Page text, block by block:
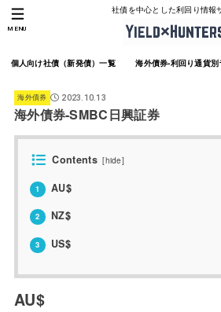
社債を中心とした利回り情報
個人向け社債（新発債）一覧 海外債券-利回り通貨
MENU
海外債券 2023.10.13
海外債券-SMBC日興証券
Contents [hide]
1 AU$
2 NZ$
3 US$
AU$